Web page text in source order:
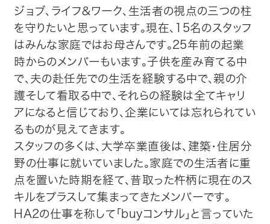
ジョブ、ライフ＆ワーク、生活者の視点の三つの柱
を守りたいと思っています。現在、15名のスタッフ
はみんな家庭ではお母さんです。25年前の起業
時からのメンバーもいます。子供を産み育てる中
で、夫の赴任先での生活を経験する中で、親の介
護そして看取る中で、それらの経験は全てキャリ
アになると信じており、企業にいては忘れられてい
るものが見えてきます。
スタッフの多くは、大学卒業直後は、建築・住居分
野の仕事に就いていました。家庭での生活者に重
点を置いた時期を経て、昔取った杵柄に現在のス
キルをプラスして集まってきたメンバーです。
HA2の仕事を称して「buyコンサル」と言っていた